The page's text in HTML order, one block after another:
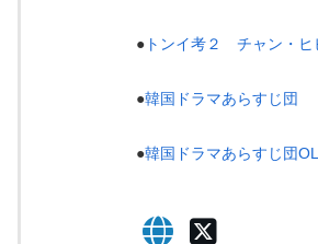
● トンイ考２ チャン・ヒ
●韓国ドラマあらすじ団
●韓国ドラマあらすじ団